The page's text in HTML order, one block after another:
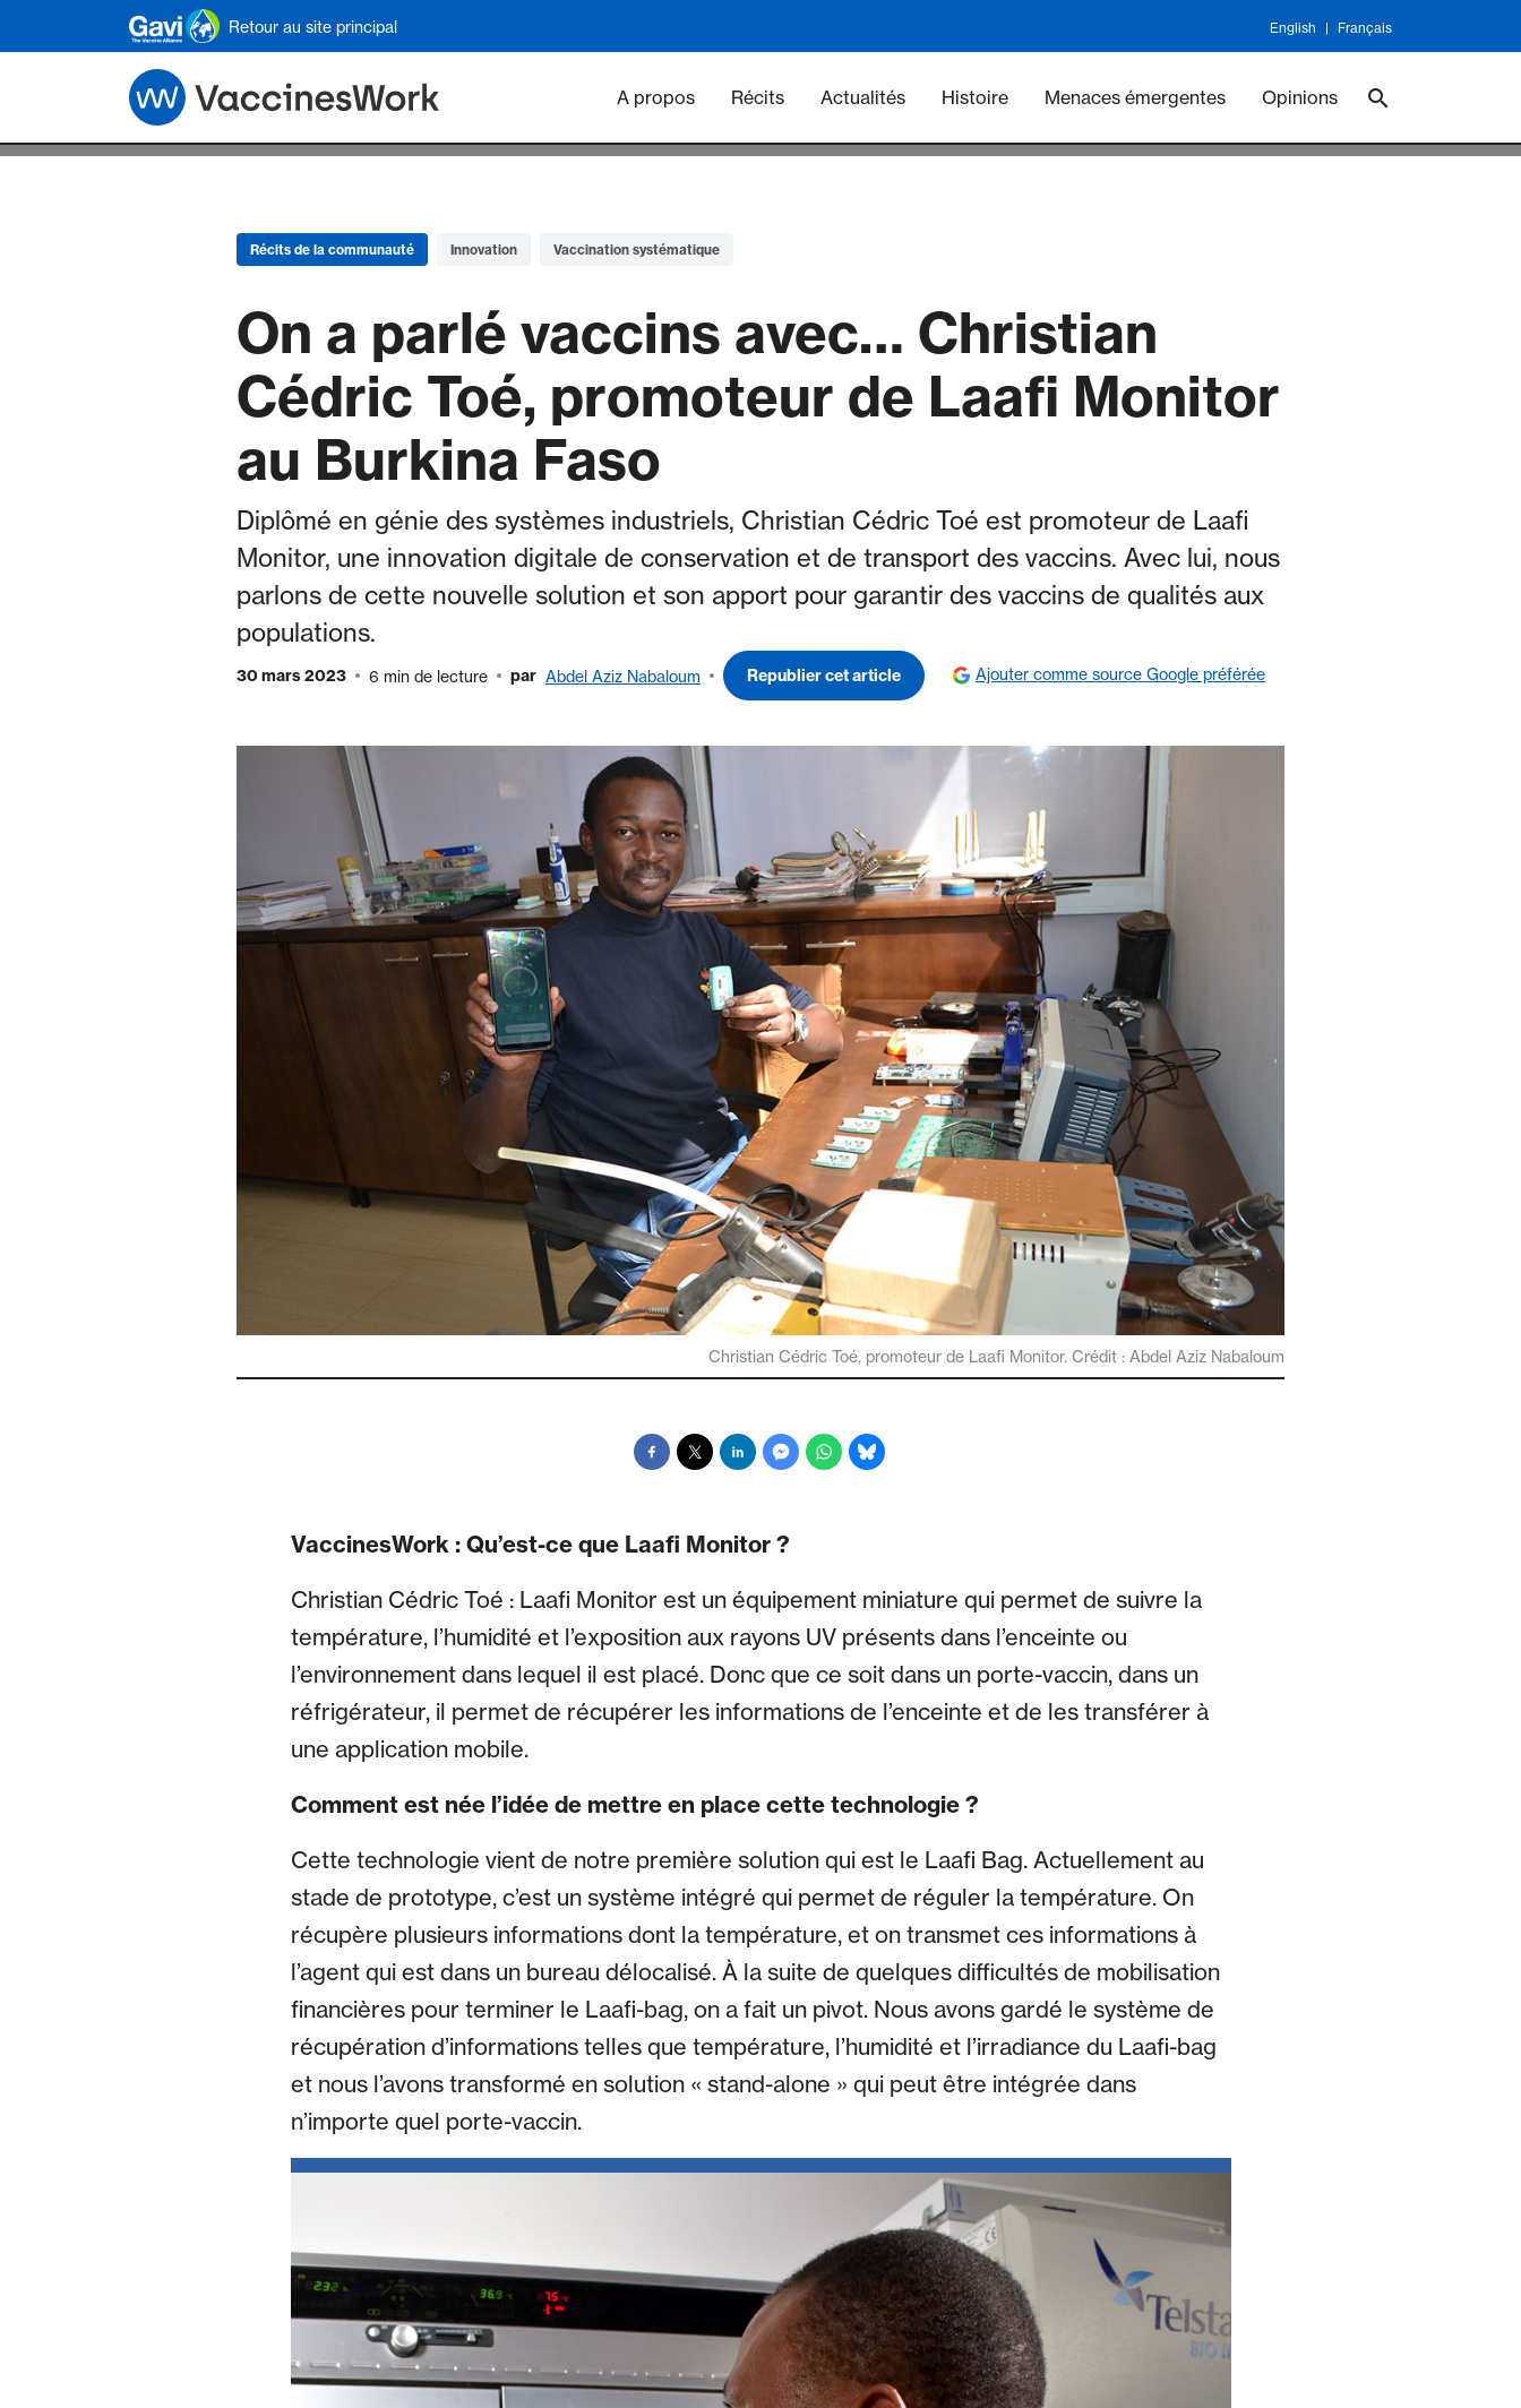
Skip to main content
Retour au site principal English Français
Main navigation - Vaccineswork
A propos Récits Actualités Histoire Menaces émergentes Opinions
Récits de la communauté Innovation Vaccination systématique
On a parlé vaccins avec… Christian
Cédric Toé, promoteur de Laafi Monitor
au Burkina Faso
Diplômé en génie des systèmes industriels, Christian Cédric Toé est promoteur de Laafi
Monitor, une innovation digitale de conservation et de transport des vaccins. Avec lui, nous
parlons de cette nouvelle solution et son apport pour garantir des vaccins de qualités aux
populations.
30 mars 2023 6 min de lecture par Abdel Aziz Nabaloum Republier cet article Ajouter comme source Google préférée
Christian Cédric Toé, promoteur de Laafi Monitor. Crédit : Abdel Aziz Nabaloum
VaccinesWork : Qu’est-ce que Laafi Monitor ?
Christian Cédric Toé : Laafi Monitor est un équipement miniature qui permet de suivre la
température, l’humidité et l’exposition aux rayons UV présents dans l’enceinte ou
l’environnement dans lequel il est placé. Donc que ce soit dans un porte-vaccin, dans un
réfrigérateur, il permet de récupérer les informations de l’enceinte et de les transférer à
une application mobile.
Comment est née l’idée de mettre en place cette technologie ?
Cette technologie vient de notre première solution qui est le Laafi Bag. Actuellement au
stade de prototype, c’est un système intégré qui permet de réguler la température. On
récupère plusieurs informations dont la température, et on transmet ces informations à
l’agent qui est dans un bureau délocalisé. À la suite de quelques difficultés de mobilisation
financières pour terminer le Laafi-bag, on a fait un pivot. Nous avons gardé le système de
récupération d’informations telles que température, l’humidité et l’irradiance du Laafi-bag
et nous l’avons transformé en solution « stand-alone » qui peut être intégrée dans
n’importe quel porte-vaccin.